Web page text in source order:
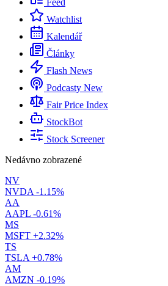
Feed
Watchlist
Kalendář
Články
Flash News
Podcasty New
Fair Price Index
StockBot
Stock Screener
Nedávno zobrazené
NV
NVDA -1.15%
AA
AAPL -0.61%
MS
MSFT +2.32%
TS
TSLA +0.78%
AM
AMZN -0.19%